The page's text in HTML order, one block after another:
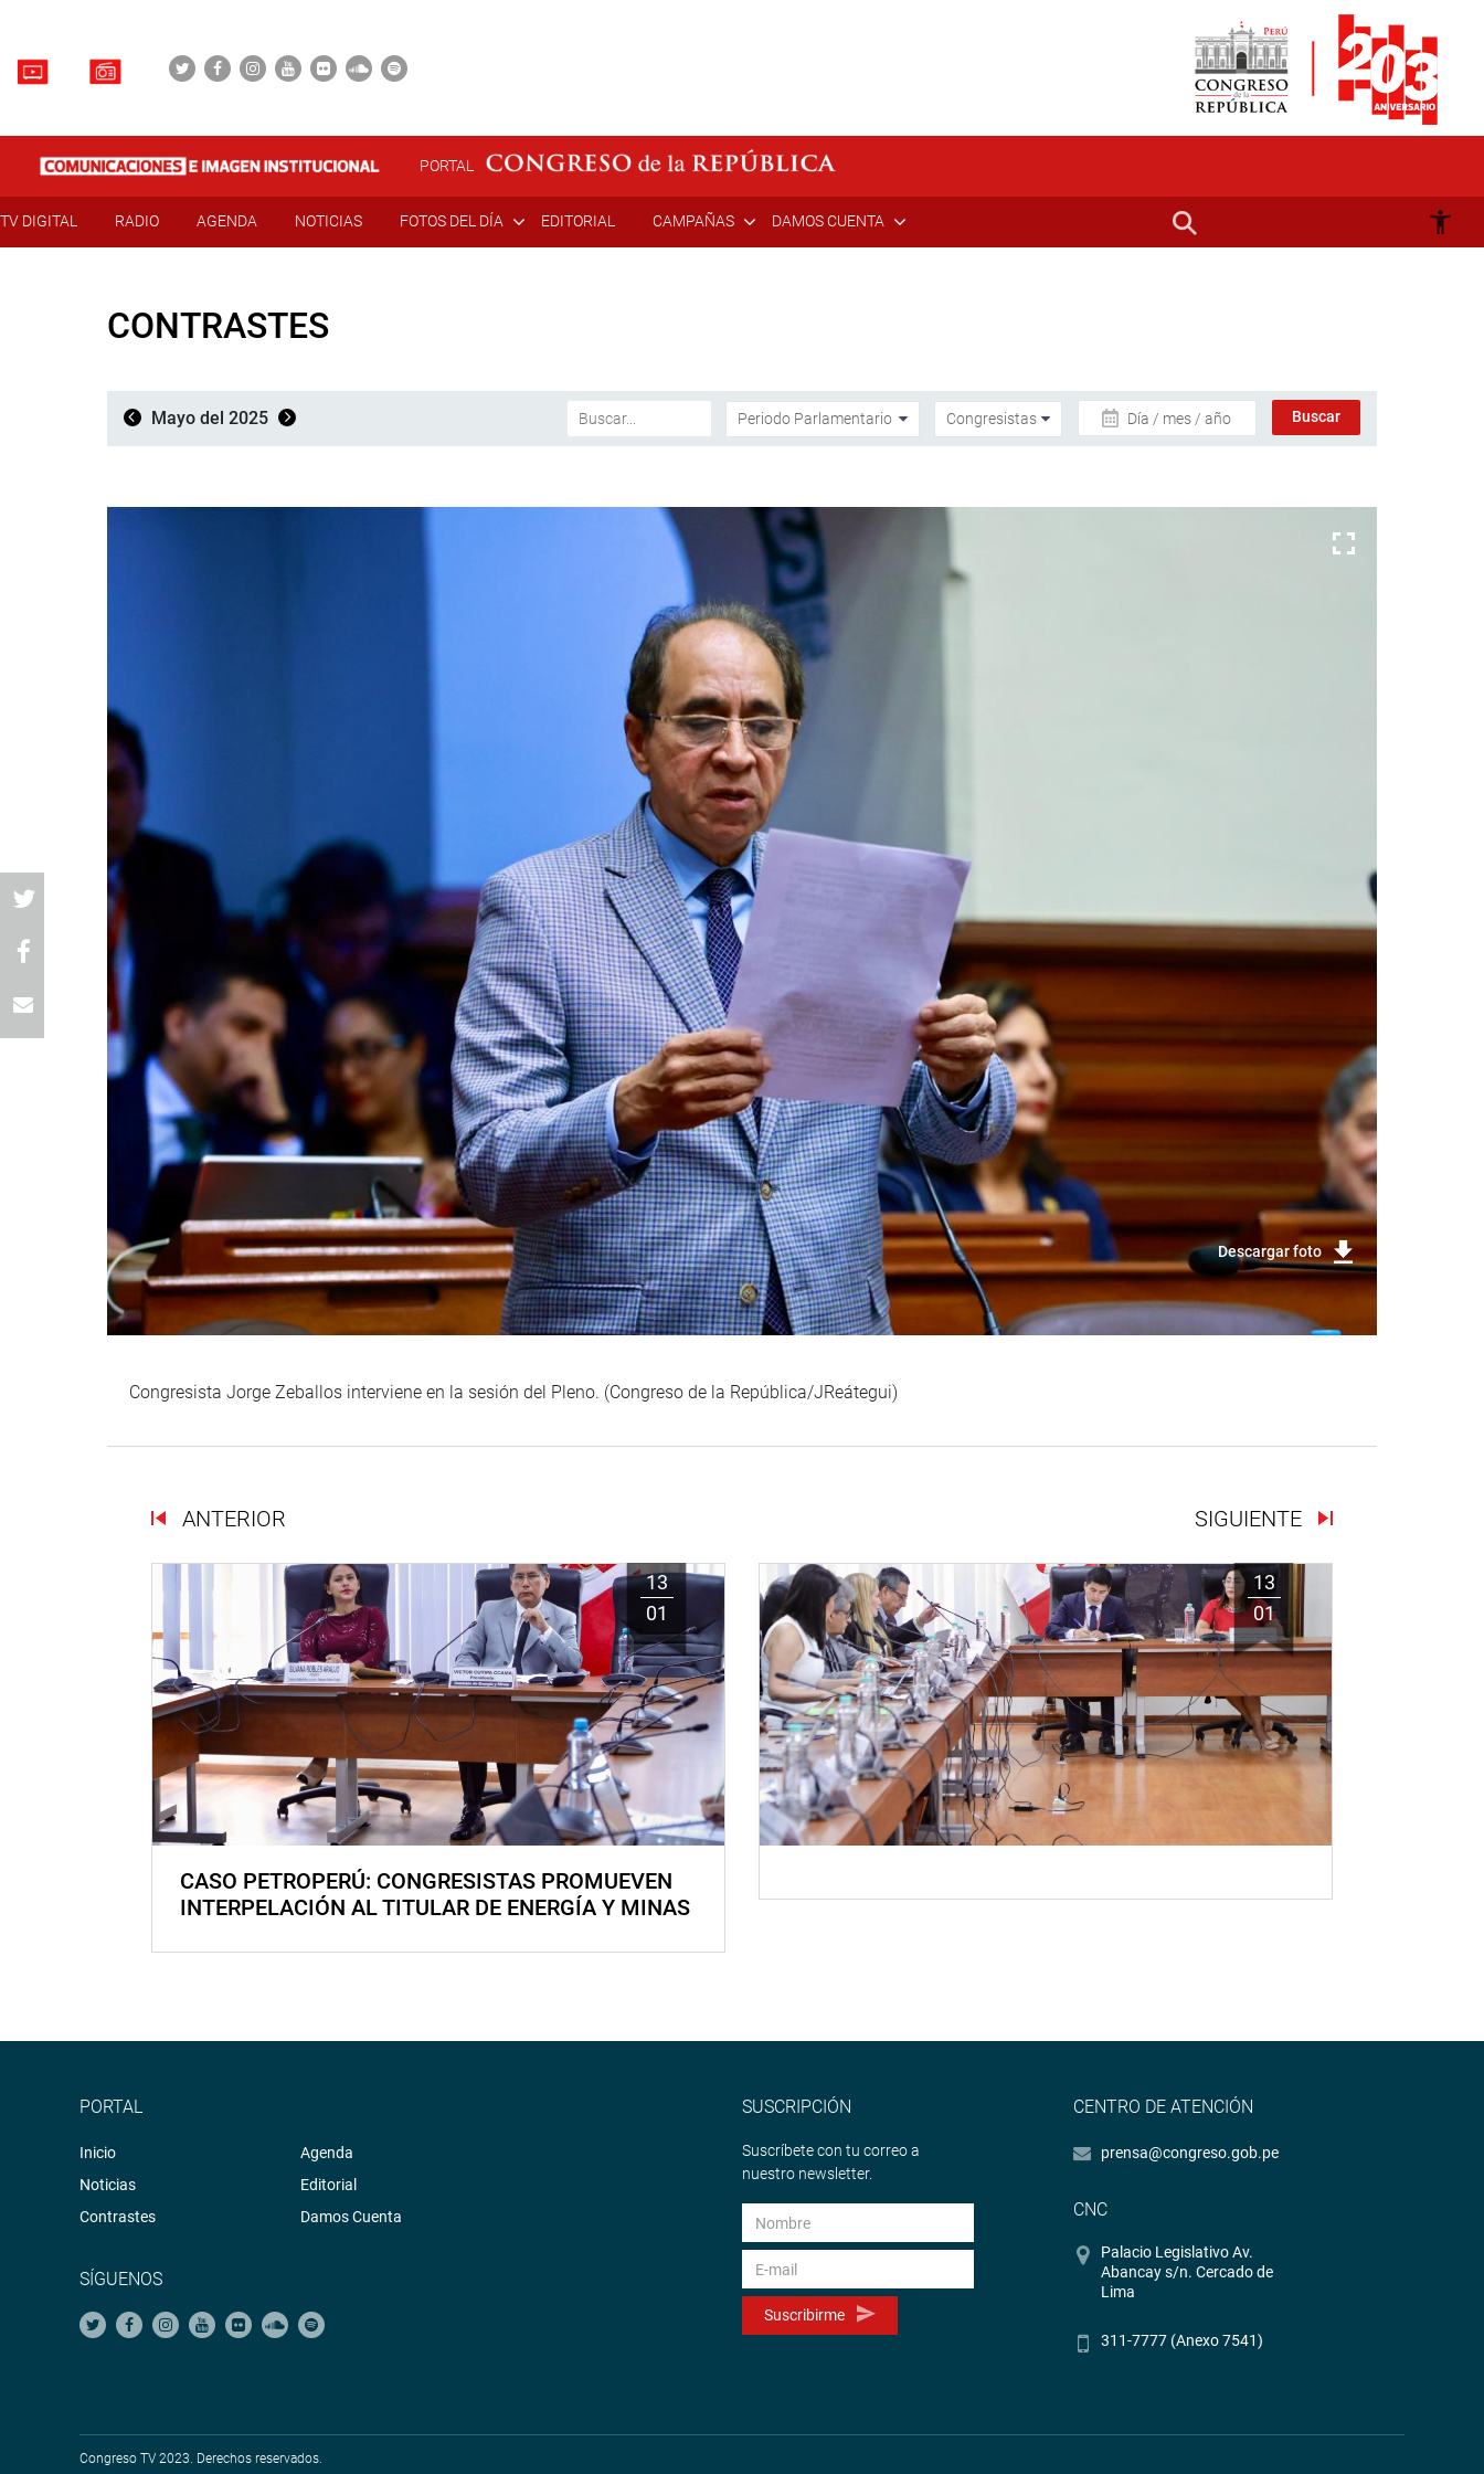
PORTAL
TV DIGITAL RADIO AGENDA NOTICIAS FOTOS DEL DÍA EDITORIAL CAMPAÑAS DAMOS CUENTA
CONTRASTES
Mayo del 2025 Día / mes / año
Descargar foto
Congresista Jorge Zeballos interviene en la sesión del Pleno. (Congreso de la República/JReátegui)
ANTERIOR SIGUIENTE
13
01
CASO PETROPERÚ: CONGRESISTAS PROMUEVEN
INTERPELACIÓN AL TITULAR DE ENERGÍA Y MINAS
13
01
PORTAL
Inicio
Noticias
Contrastes
Agenda
Editorial
Damos Cuenta
SÍGUENOS
SUSCRIPCIÓN
Suscríbete con tu correo a
nuestro newsletter.
Suscribirme
CENTRO DE ATENCIÓN
prensa@congreso.gob.pe
CNC
Palacio Legislativo Av.
Abancay s/n. Cercado de
Lima
311-7777 (Anexo 7541)
Congreso TV 2023. Derechos reservados.